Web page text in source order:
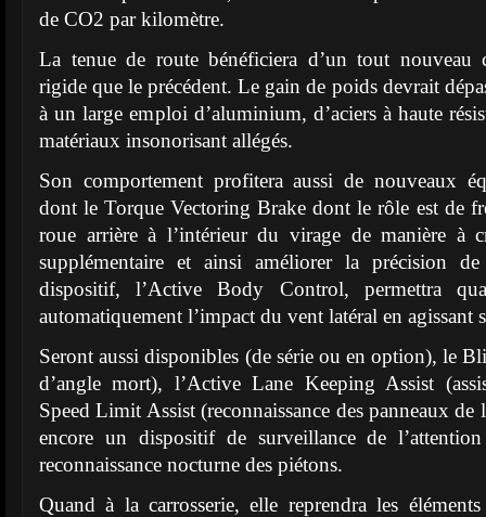
de CO2 par kilomètre.
La tenue de route bénéficiera d’un tout nouveau
rigide que le précédent. Le gain de poids devrait
à un large emploi d’aluminium, d’aciers à haute
matériaux insonorisant allégés.
Son comportement profitera aussi de nouveaux
dont le Torque Vectoring Brake dont le rôle est de
roue arrière à l’intérieur du virage de manière à
supplémentaire et ainsi améliorer la précision
dispositif, l’Active Body Control, permettra
automatiquement l’impact du vent latéral en agissant
Seront aussi disponibles (de série ou en option), le
d’angle mort), l’Active Lane Keeping Assist
Speed Limit Assist (reconnaissance des panneaux
encore un dispositif de surveillance de
reconnaissance nocturne des piétons.
Quand à la carrosserie, elle reprendra les